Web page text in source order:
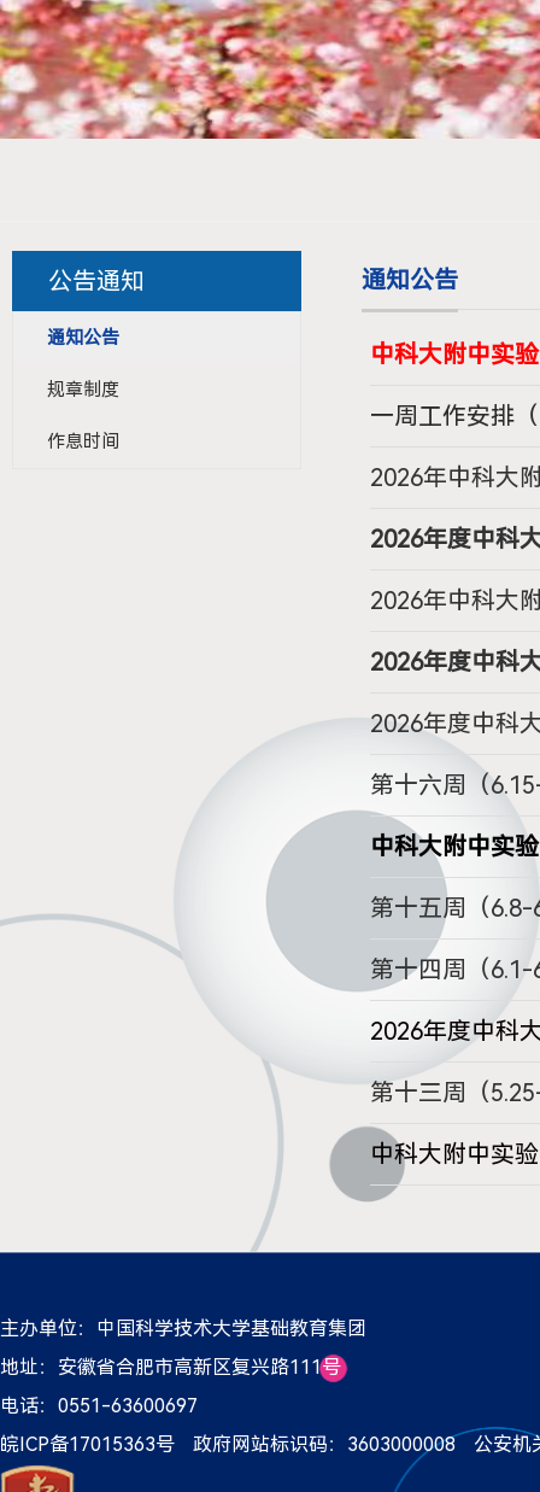
公告通知
通知公告
规章制度
作息时间
通知公告
中科大附中实
一周工作安排
2026年中科大
2026年度中科
2026年中科大
2026年度中科
2026年度中科
第十六周（
中科大附中实
第十五周（
第十四周（
2026年度中科
第十三周（
中科大附中实
主办单位：中国科学技术大学基础教育集团
地址：安徽省合肥市高新区复兴路111号
电话：0551-63600697
皖ICP备17015363号
政府网站标识码：3603000008 公安机